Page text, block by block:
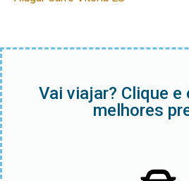
Vai viajar? Clique
melhores